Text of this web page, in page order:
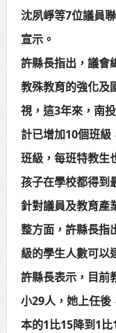
沈夙崢等7位議員
宣示。
許縣長指出，議會
教殊教育的強化及
視，這3年來，南
計已增加10個班
班級，每班特教生
孩子在學校都得到
針對議員及教育產
整方面，許縣長指
級的學生人數可以
許縣長表示，目前
小29人，她上任後
本的1比15降到1